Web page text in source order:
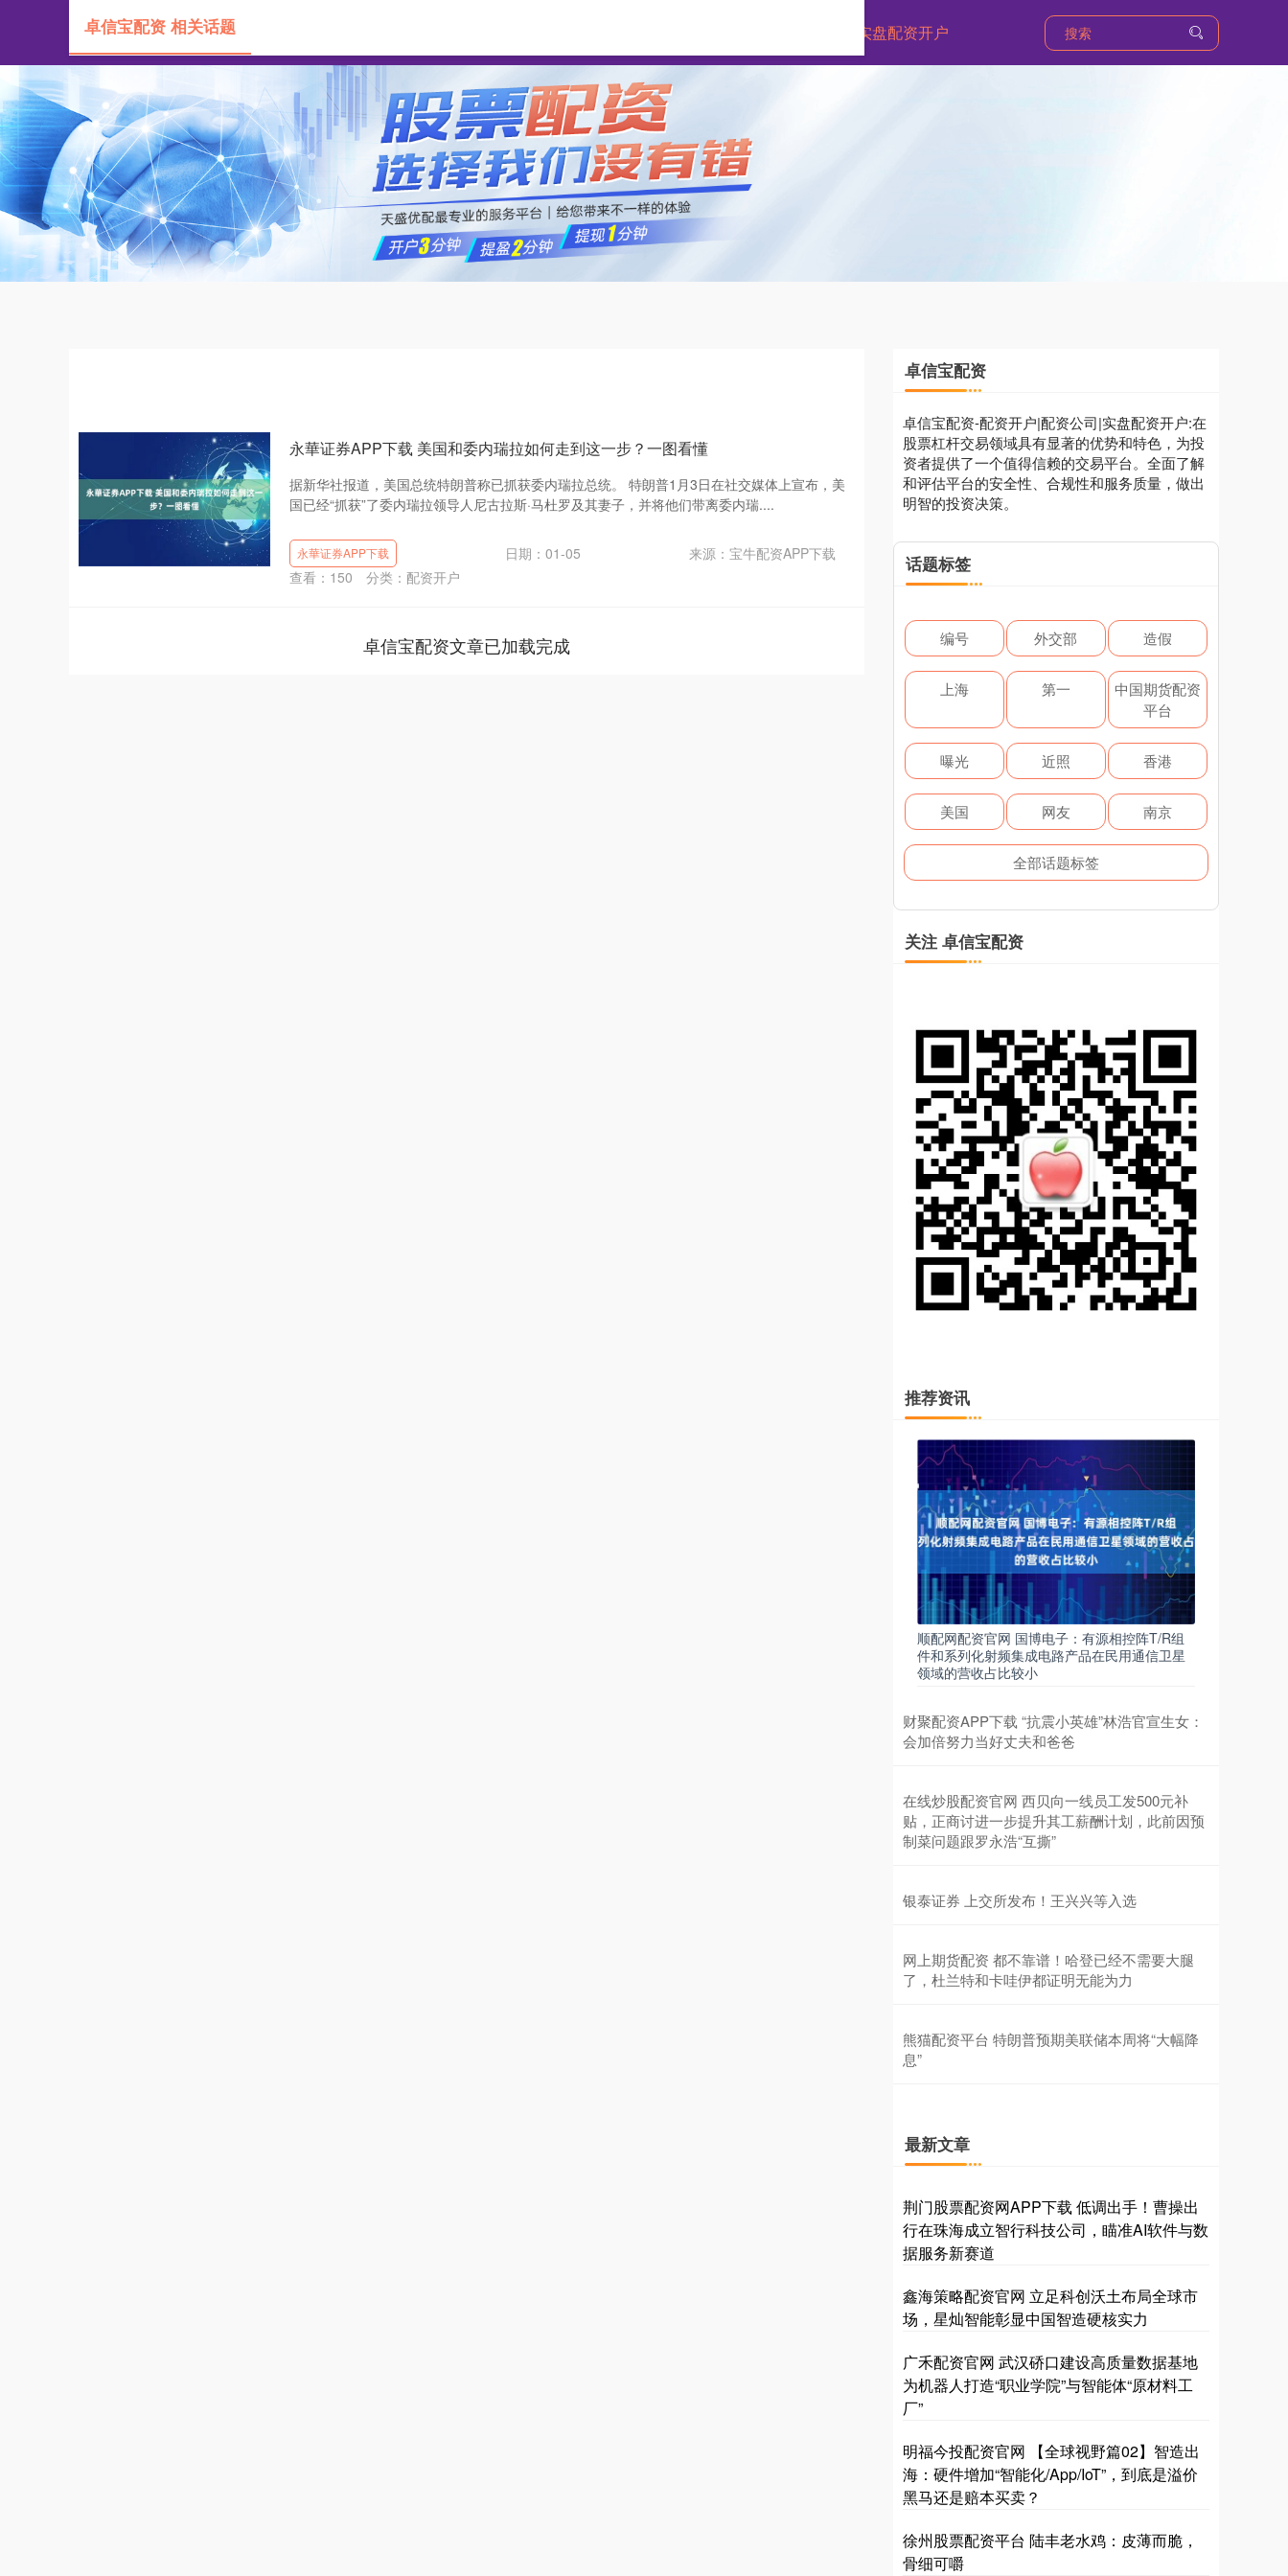
实盘配资开户
卓信宝配资 相关话题
永華证券APP下载 美国和委内瑞拉如何走到这一步？一图看懂
据新华社报道，美国总统特朗普称已抓获委内瑞拉总统。 特朗普1月3日在社交媒体上宣布，美
国已经“抓获”了委内瑞拉领导人尼古拉斯·马杜罗及其妻子，并将他们带离委内瑞....
永華证券APP下载 日期：01-05
来源：宝牛配资APP下载
查看： 150 分类： 配资开户
卓信宝配资文章已加载完成
卓信宝配资
卓信宝配资-配资开户|配资公司|实盘配资开户:在
股票杠杆交易领域具有显著的优势和特色，为投
资者提供了一个值得信赖的交易平台。全面了解
和评估平台的安全性、合规性和服务质量，做出
明智的投资决策。
话题标签
编号 外交部 造假
上海 第一
中国期货配资
平台
曝光 近照 香港
美国 网友 南京
全部话题标签
关注 卓信宝配资
推荐资讯
顺配网配资官网 国博电子：有源相控阵T/R组
件和系列化射频集成电路产品在民用通信卫星
领域的营收占比较小
财聚配资APP下载 “抗震小英雄”林浩官宣生女：
会加倍努力当好丈夫和爸爸
在线炒股配资官网 西贝向一线员工发500元补
贴，正商讨进一步提升其工薪酬计划，此前因预
制菜问题跟罗永浩“互撕”
银泰证券 上交所发布！王兴兴等入选
网上期货配资 都不靠谱！哈登已经不需要大腿
了，杜兰特和卡哇伊都证明无能为力
熊猫配资平台 特朗普预期美联储本周将“大幅降
息”
最新文章
荆门股票配资网APP下载 低调出手！曹操出
行在珠海成立智行科技公司，瞄准AI软件与数
据服务新赛道
鑫海策略配资官网 立足科创沃土布局全球市
场，星灿智能彰显中国智造硬核实力
广禾配资官网 武汉硚口建设高质量数据基地
为机器人打造“职业学院”与智能体“原材料工
厂”
明福今投配资官网 【全球视野篇02】智造出
海：硬件增加“智能化/App/IoT”，到底是溢价
黑马还是赔本买卖？
徐州股票配资平台 陆丰老水鸡：皮薄而脆，
骨细可嚼